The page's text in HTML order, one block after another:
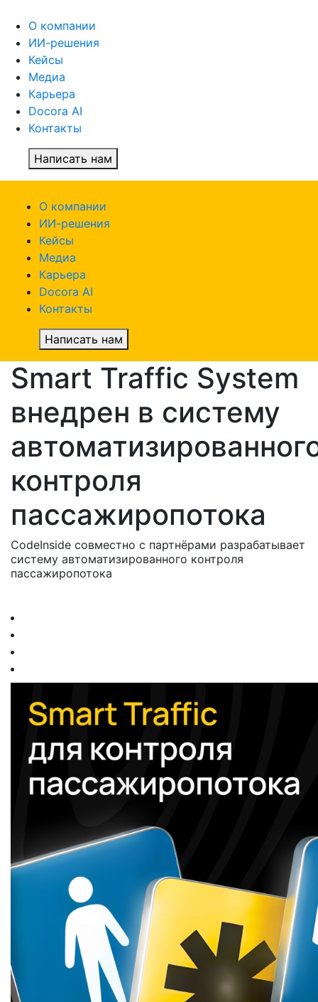
О компании
ИИ-решения
Кейсы
Медиа
Карьера
Docora AI
Контакты
Написать нам
О компании
ИИ-решения
Кейсы
Медиа
Карьера
Docora AI
Контакты
Написать нам
Smart Traffic System
внедрен в систему
контроля
пассажиропотока
CodeInside совместно с партнёрами разрабатывает
систему автоматизированного контроля
пассажиропотока